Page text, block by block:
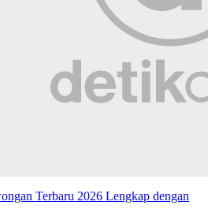
Terbaru 2026 Lengkap dengan